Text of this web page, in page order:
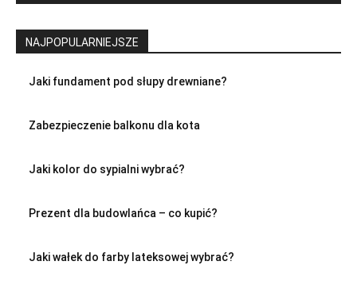
NAJPOPULARNIEJSZE
Jaki fundament pod słupy drewniane?
Zabezpieczenie balkonu dla kota
Jaki kolor do sypialni wybrać?
Prezent dla budowlańca – co kupić?
Jaki wałek do farby lateksowej wybrać?